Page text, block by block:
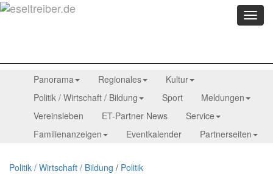
Menü
Panorama Regionales
Kultur
Politik / Wirtschaft / Bildung
Sport
Meldungen
Vereinsleben
ET-Partner News
Service
Familienanzeigen
Eventkalender Partnerseiten
Politik / Wirtschaft / Bildung / Politik